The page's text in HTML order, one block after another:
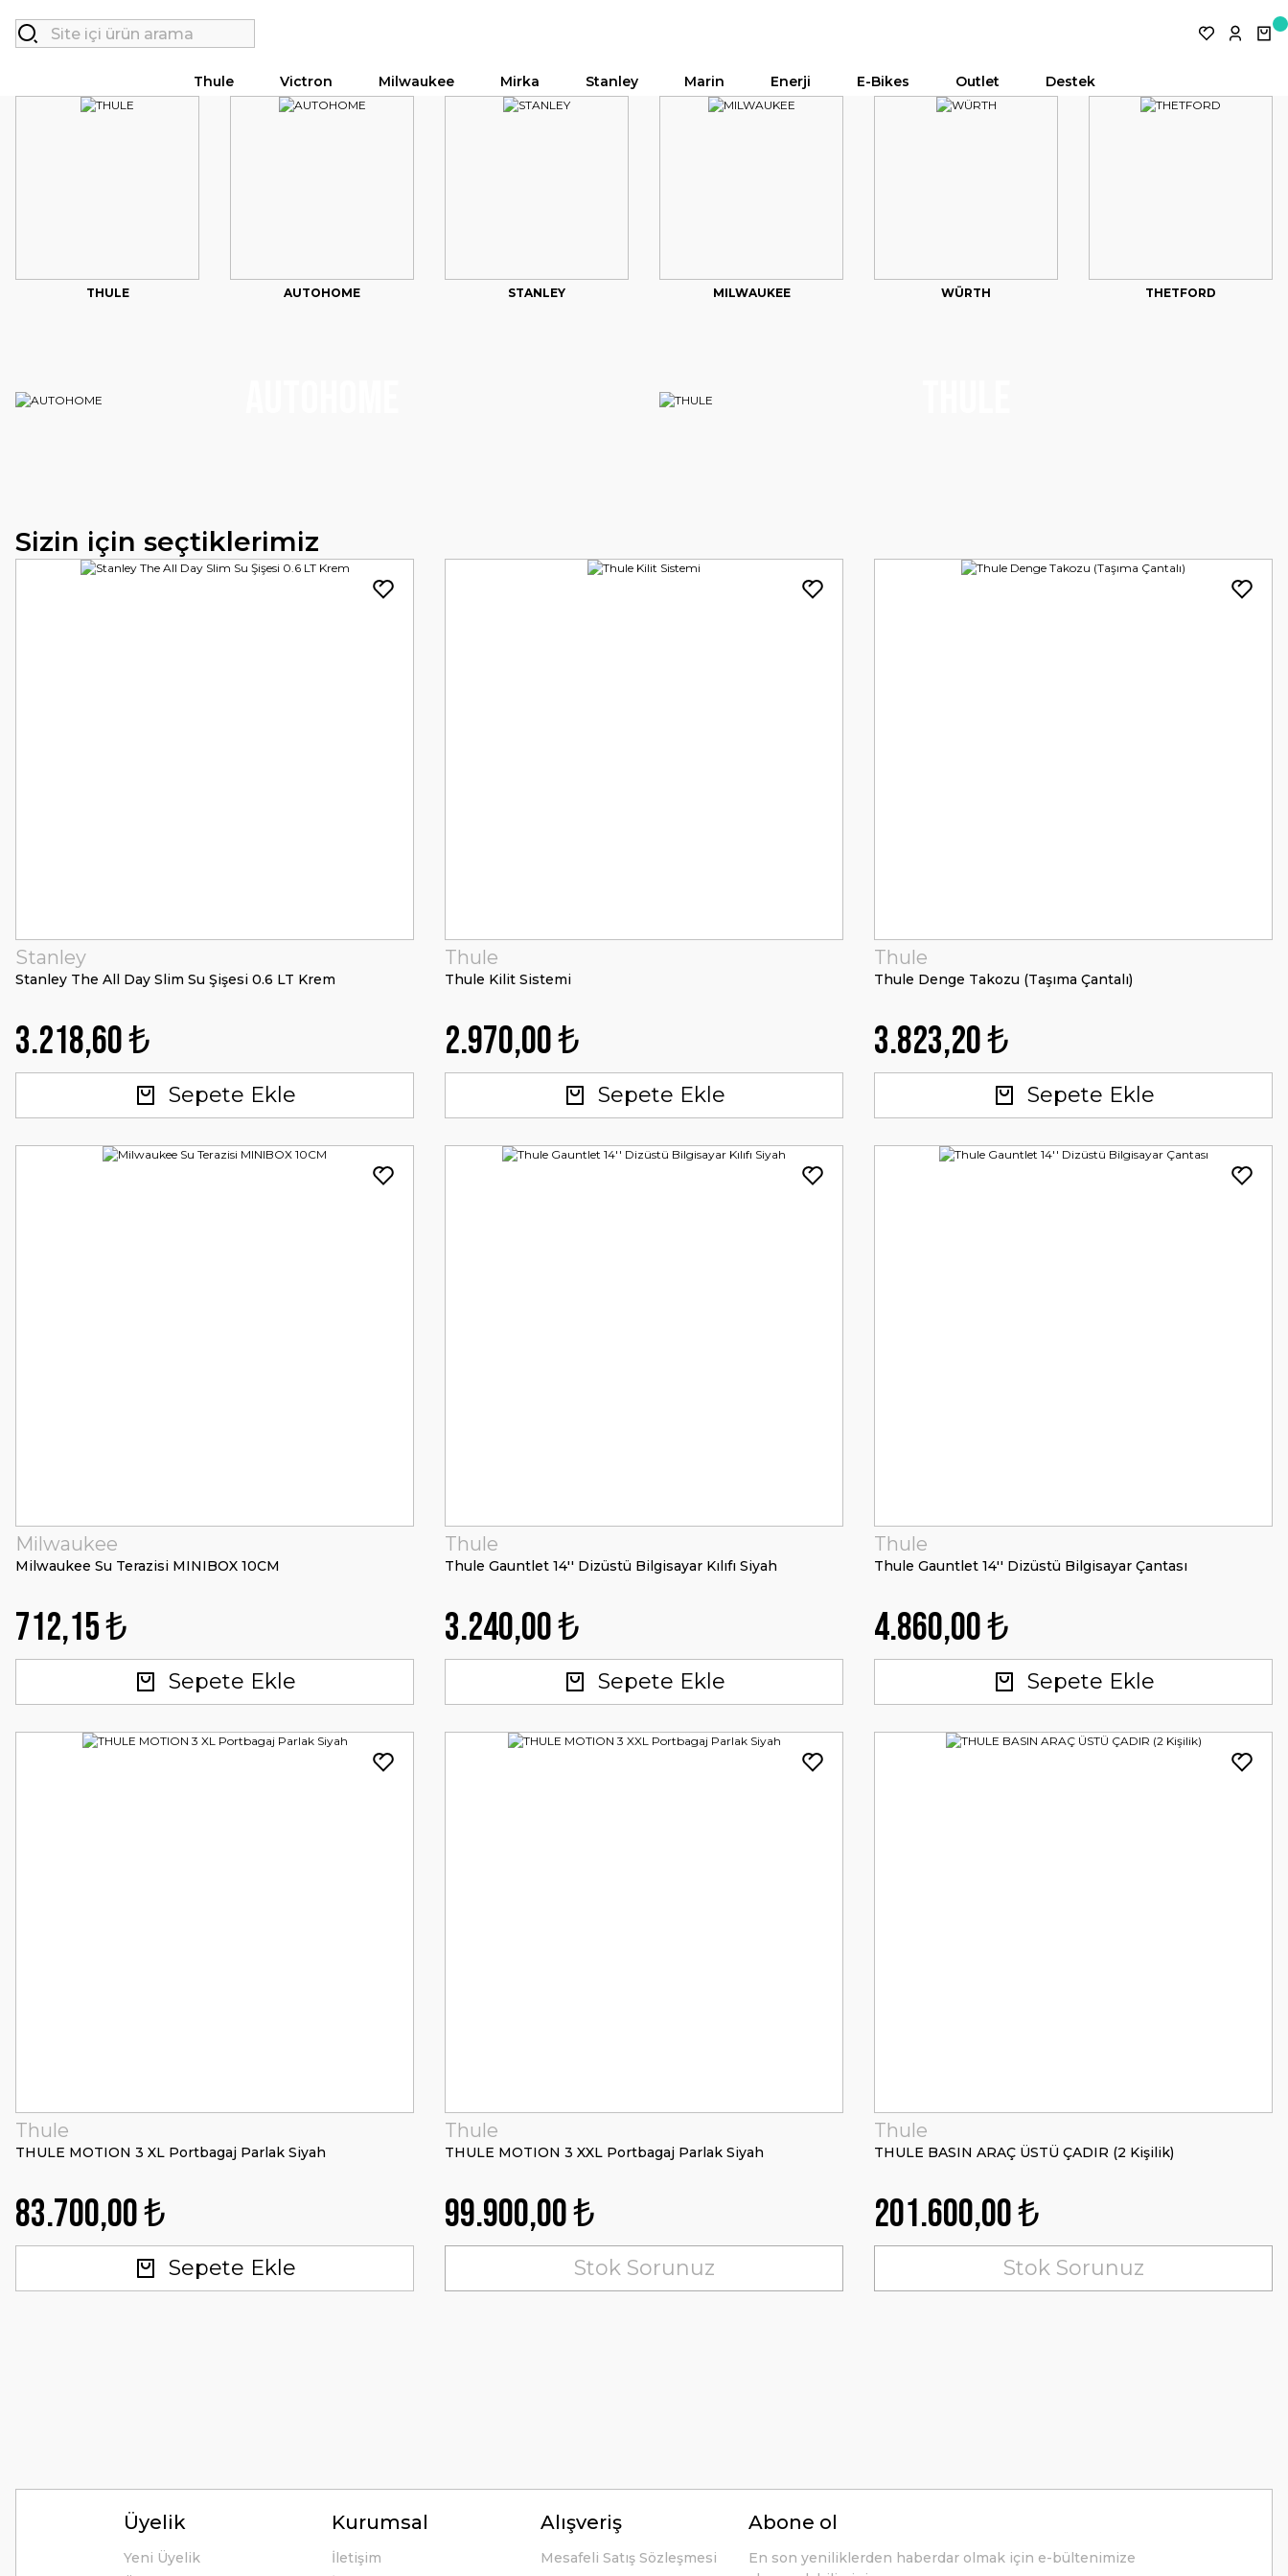
Thule Victron Milwaukee Mirka Stanley Marin Enerji E-Bikes Outlet Destek
THULE AUTOHOME STANLEY MILWAUKEE WÜRTH THETFORD
Sizin için seçtiklerimiz
Stanley
Stanley The All Day Slim Su Şişesi 0.6 LT Krem
3.218,60 ₺
Sepete Ekle
Thule
Thule Kilit Sistemi
2.970,00 ₺
Sepete Ekle
Thule
Thule Denge Takozu (Taşıma Çantalı)
3.823,20 ₺
Sepete Ekle
Milwaukee
Milwaukee Su Terazisi MINIBOX 10CM
712,15 ₺
Sepete Ekle
Thule
Thule Gauntlet 14'' Dizüstü Bilgisayar Kılıfı Siyah
3.240,00 ₺
Sepete Ekle
Thule
Thule Gauntlet 14'' Dizüstü Bilgisayar Çantası
4.860,00 ₺
Sepete Ekle
Thule
THULE MOTION 3 XL Portbagaj Parlak Siyah
83.700,00 ₺
Sepete Ekle
Thule
THULE MOTION 3 XXL Portbagaj Parlak Siyah
99.900,00 ₺
Stok Sorunuz
Thule
THULE BASIN ARAÇ ÜSTÜ ÇADIR (2 Kişilik)
201.600,00 ₺
Stok Sorunuz
Üyelik
Yeni Üyelik
Kurumsal
İletişim
Alışveriş
Mesafeli Satış Sözleşmesi
Abone ol
En son yeniliklerden haberdar olmak için e-bültenimize